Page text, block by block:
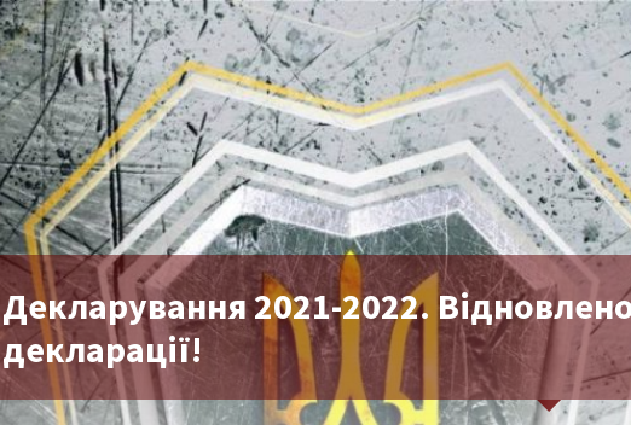
Декларування 2021-2022.
декларації!